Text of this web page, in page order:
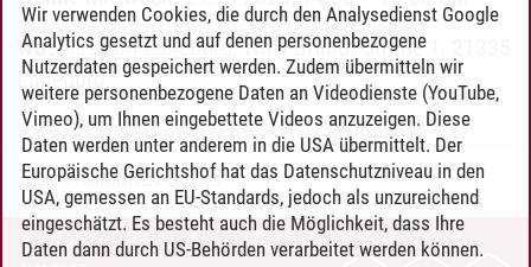
Wo?Museum Lüneburg, Willy-Brandt-Straße 1, 21335
Lüneburg
Jennifer Fandrich/29.10.2025
Wir verwenden Cookies, die durch den Analysedienst Google
Analytics gesetzt und auf denen personenbezogene
Nutzerdaten gespeichert werden. Zudem übermitteln wir
weitere personenbezogene Daten an Videodienste (YouTube,
Vimeo), um Ihnen eingebettete Videos anzuzeigen. Diese
Daten werden unter anderem in die USA übermittelt. Der
Europäische Gerichtshof hat das Datenschutzniveau in den
USA, gemessen an EU-Standards, jedoch als unzureichend
eingeschätzt. Es besteht auch die Möglichkeit, dass Ihre
Daten dann durch US-Behörden verarbeitet werden können.